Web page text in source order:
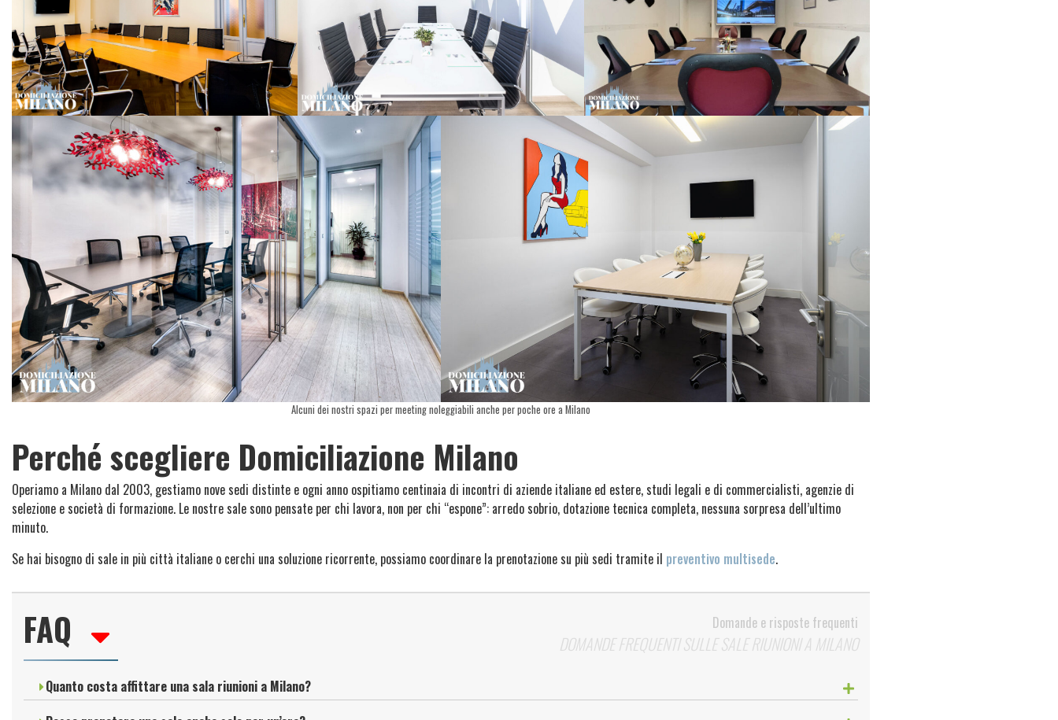
Alcuni dei nostri spazi per meeting noleggiabili anche per poche ore a Milano
Perché scegliere Domiciliazione Milano
Operiamo a Milano dal 2003, gestiamo nove sedi distinte e ogni anno ospitiamo centinaia di incontri di aziende italiane ed estere, studi legali e di commercialisti, agenzie di
selezione e società di formazione. Le nostre sale sono pensate per chi lavora, non per chi “espone”: arredo sobrio, dotazione tecnica completa, nessuna sorpresa dell’ultimo
minuto.
Se hai bisogno di sale in più città italiane o cerchi una soluzione ricorrente, possiamo coordinare la prenotazione su più sedi tramite il preventivo multisede.
FAQ Domande e risposte frequenti
DOMANDE FREQUENTI SULLE SALE RIUNIONI A MILANO
Quanto costa affittare una sala riunioni a Milano?